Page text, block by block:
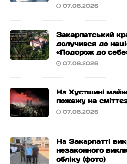
07.08.2026
Закарпатський
долучився до
«Подорож до
07.08.2026
На Хустщині
пожежу на
07.08.2026
На Закарпатті
незаконного
обліку (фото)